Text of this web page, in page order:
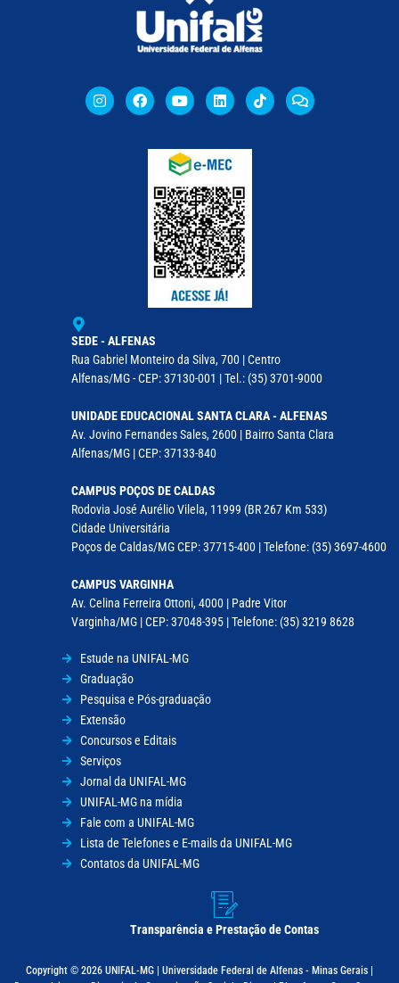
SEDE - ALFENAS
Rua Gabriel Monteiro da Silva, 700 | Centro
Alfenas/MG - CEP: 37130-001 | Tel.: (35) 3701-9000
UNIDADE EDUCACIONAL SANTA CLARA - ALFENAS
Av. Jovino Fernandes Sales, 2600 | Bairro Santa Clara
Alfenas/MG | CEP: 37133-840
CAMPUS POÇOS DE CALDAS
Rodovia José Aurélio Vilela, 11999 (BR 267 Km 533)
Cidade Universitária
Poços de Caldas/MG CEP: 37715-400 | Telefone: (35) 3697-4600
CAMPUS VARGINHA
Av. Celina Ferreira Ottoni, 4000 | Padre Vitor
Varginha/MG | CEP: 37048-395 | Telefone: (35) 3219 8628
Estude na UNIFAL-MG
Graduação
Pesquisa e Pós-graduação
Extensão
Concursos e Editais
Serviços
Jornal da UNIFAL-MG
UNIFAL-MG na mídia
Fale com a UNIFAL-MG
Lista de Telefones e E-mails da UNIFAL-MG
Contatos da UNIFAL-MG
Transparência e Prestação de Contas
Copyright © 2026 UNIFAL-MG | Universidade Federal de Alfenas - Minas Gerais |